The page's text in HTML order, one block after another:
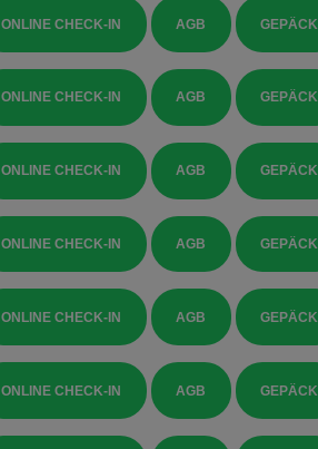
ONLINE CHECK-IN AGB GEPÄCK
ONLINE CHECK-IN AGB GEPÄCK
ONLINE CHECK-IN AGB GEPÄCK
ONLINE CHECK-IN AGB GEPÄCK
ONLINE CHECK-IN AGB GEPÄCK
ONLINE CHECK-IN AGB GEPÄCK